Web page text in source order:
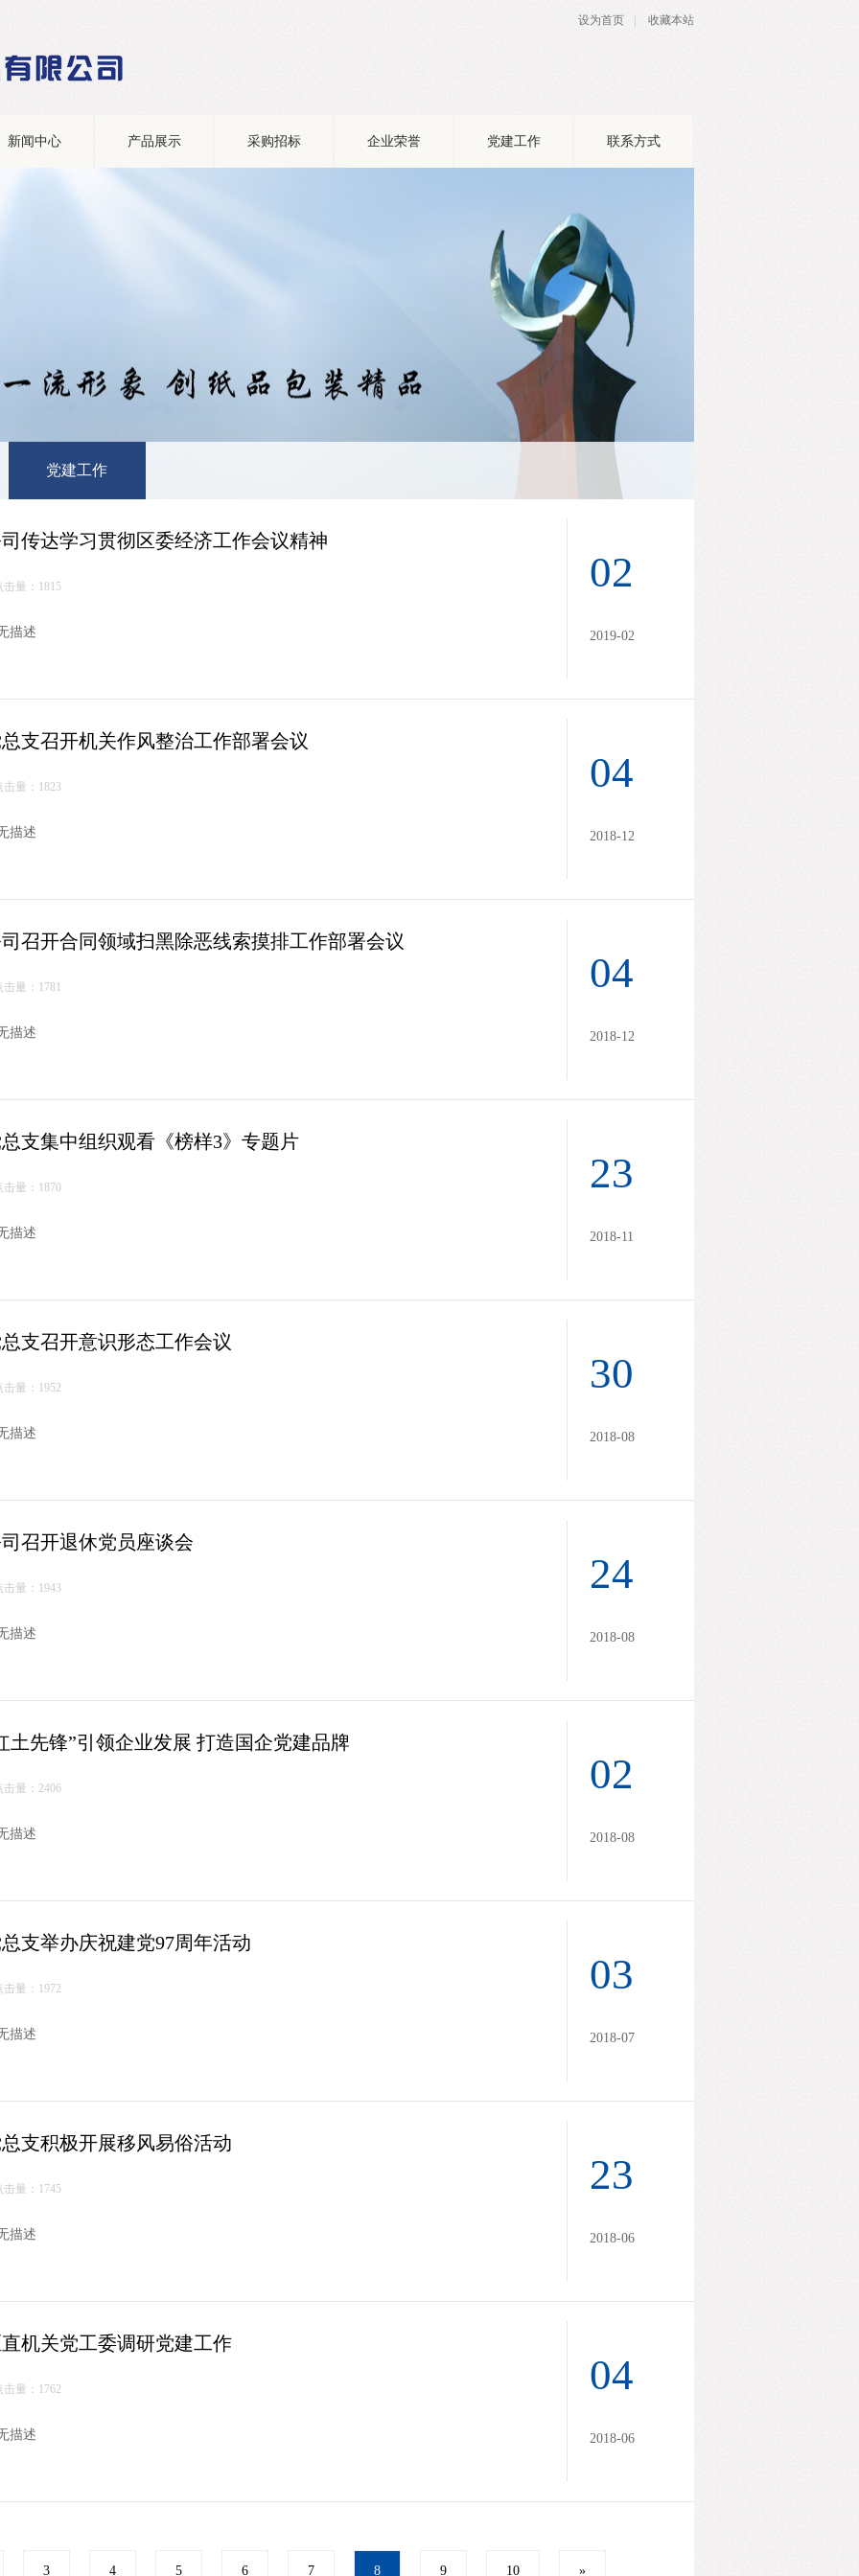
设为首页 收藏本站
新闻中心 产品展示 采购招标 企业荣誉 党建工作 联系方式
党建工作
传达学习贯彻区委经济工作会议精神
击量：1815
描述
02
2019-02
支召开机关作风整治工作部署会议
击量：1823
描述
04
2018-12
召开合同领域扫黑除恶线索摸排工作部署会议
击量：1781
描述
04
2018-12
支集中组织观看《榜样3》专题片
击量：1870
描述
23
2018-11
支召开意识形态工作会议
击量：1952
描述
30
2018-08
召开退休党员座谈会
击量：1943
描述
24
2018-08
土先锋”引领企业发展 打造国企党建品牌
击量：2406
描述
02
2018-08
支举办庆祝建党97周年活动
击量：1972
描述
03
2018-07
支积极开展移风易俗活动
击量：1745
描述
23
2018-06
机关党工委调研党建工作
击量：1762
描述
04
2018-06
3 4 5 6 7 8 9 10 »